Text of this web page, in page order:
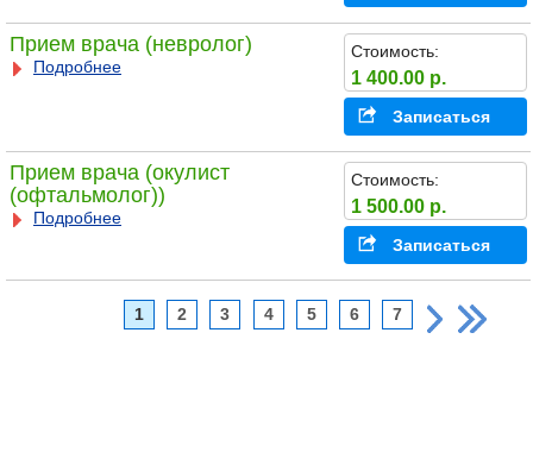
Прием врача (невролог)
Подробнее
Стоимость:
1 400.00 р.
Записаться
Прием врача (окулист
(офтальмолог))
Подробнее
Стоимость:
1 500.00 р.
Записаться
1 2 3 4 5 6 7